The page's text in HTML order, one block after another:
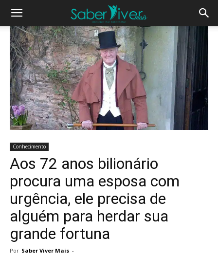
Conhecimento
Aos 72 anos bilionário
procura uma esposa com
urgência, ele precisa de
alguém para herdar sua
grande fortuna
Por Saber Viver Mais -